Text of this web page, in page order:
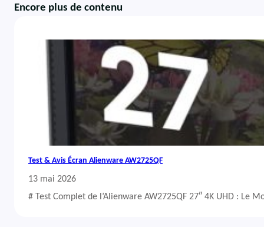
Encore plus de contenu
Test & Avis Écran Alienware AW2725QF
13 mai 2026
# Test Complet de l’Alienware AW2725QF 27″ 4K UHD : Le